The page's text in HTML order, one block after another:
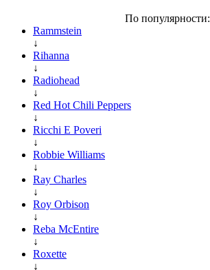
По популярности:
Rammstein
↓
Rihanna
↓
Radiohead
↓
Red Hot Chili Peppers
↓
Ricchi E Poveri
↓
Robbie Williams
↓
Ray Charles
↓
Roy Orbison
↓
Reba McEntire
↓
Roxette
↓